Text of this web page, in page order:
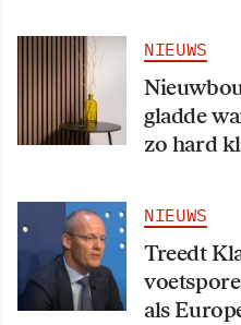
NIEUWS
gladde
zo hard
NIEUWS
Treedt
als